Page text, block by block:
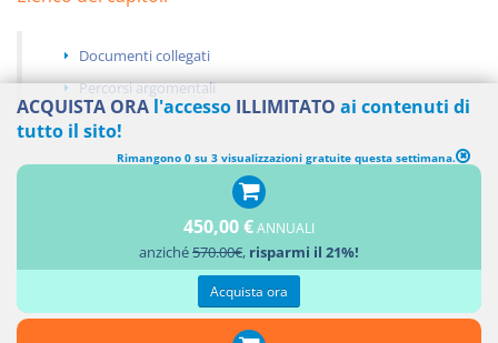
Documenti collegati
Percorsi argomentali
ACQUISTA ORA l'accesso ILLIMITATO ai contenuti di
tutto il sito!
Rimangono 0 su 3 visualizzazioni gratuite questa settimana.
450,00 €ANNUALI
anziché570.00€, risparmi il 21%!
Acquista ora